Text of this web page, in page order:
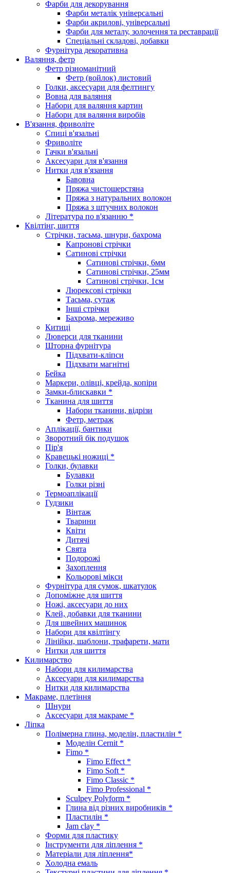
Фарби для декорування
Фарби металік універсальні
Фарби акрилові, універсальні
Фарби для металу, золочення та реставрації
Спеціальні складові, добавки
Фурнітура декоративна
Валяння, фетр
Фетр різноманітний
Фетр (войлок) листовий
Голки, аксесуари для фелтингу
Вовна для валяння
Набори для валяння картин
Набори для валяння виробів
В'язання, фриволіте
Спиці в'язальні
Фриволіте
Гачки в'язальні
Аксесуари для в'язання
Нитки для в'язання
Бавовна
Пряжа чистошерстяна
Пряжа з натуральних волокон
Пряжа з штучних волокон
Література по в'язанню *
Квілтінг, шиття
Стрічки, тасьма, шнури, бахрома
Капронові стрічки
Сатинові стрічки
Сатинові стрічки, 6мм
Сатинові стрічки, 25мм
Сатинові стрічки, 1см
Люрексові стрічки
Тасьма, сутаж
Інші стрічки
Бахрома, мереживо
Китиці
Люверси для тканини
Шторна фурнітура
Підхвати-кліпси
Підхвати магнітні
Бейка
Маркери, олівці, крейда, копіри
Замки-блискавки *
Тканина для шиття
Набори тканини, відрізи
Фетр, метраж
Аплікації, бантики
Зворотний бік подушок
Пір'я
Кравецькі ножиці *
Голки, булавки
Булавки
Голки різні
Термоаплікації
Гудзики
Вінтаж
Тварини
Квіти
Дитячі
Свята
Подорожі
Захоплення
Кольорові мікси
Фурнітура для сумок, шкатулок
Допоміжне для шиття
Ножі, аксесуари до них
Клей, добавки для тканини
Для швейних машинок
Набори для квілтінгу
Лінійки, шаблони, трафарети, мати
Нитки для шиття
Килимарство
Набори для килимарства
Аксесуари для килимарства
Нитки для килимарства
Макраме, плетіння
Шнури
Аксесуари для макраме *
Ліпка
Полімерна глина, моделін, пластилін *
Моделін Cernit *
Fimo *
Fimo Effect *
Fimo Soft *
Fimo Classic *
Fimo Professional *
Sculpey Polyform *
Глина від різних виробників *
Пластилін *
Jam clay *
Форми для пластику
Інструменти для ліплення *
Матеріали для ліплення*
Холодна емаль